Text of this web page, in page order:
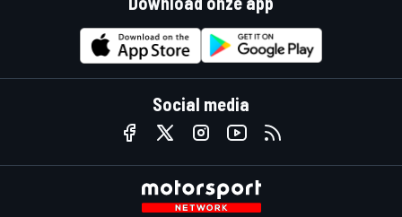
Social media